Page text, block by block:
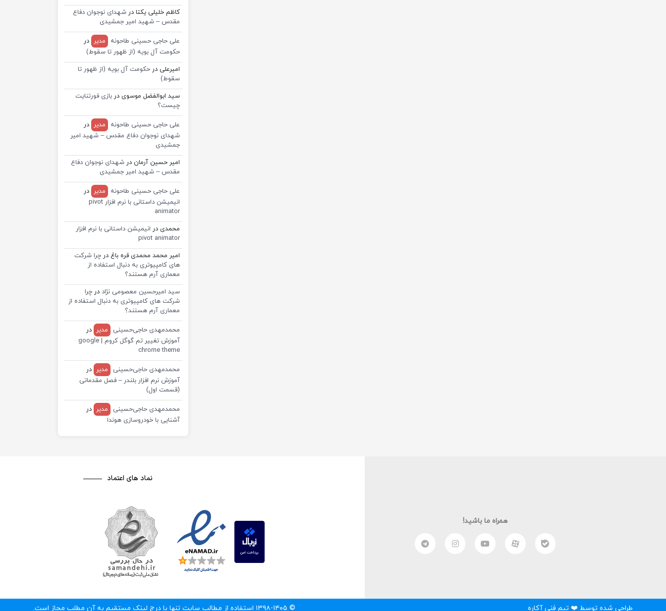
کاظم خلیلی یکتا درشهدای نوجوان دفاع
مقدس – شهید امیر جمشیدی
علی حاجی حسینی طاحونه مدیر
در
حکومت آل بویه (از ظهور تا سقوط)
امیرعلی درحکومت آل بویه (از ظهور تا
سقوط)
سید ابوالفضل موسوی دربازی فورتنایت
چیست؟
علی حاجی حسینی طاحونه مدیر
در
شهدای نوجوان دفاع مقدس – شهید امیر
جمشیدی
امیر حسین آرمان درشهدای نوجوان دفاع
مقدس – شهید امیر جمشیدی
علی حاجی حسینی طاحونه مدیر
در
انیمیشن داستانی با نرم افزار pivot
animator
محمدی در انیمیشن داستانی با نرم افزار
pivot animator
امیر محمد محمدی قره باغ درچرا شرکت
های کامپیوتری به دنبال استفاده از
معماری آرم هستند؟
سید امیرحسین معصومی نژاد درچرا
شرکت های کامپیوتری به دنبال استفاده از
معماری آرم هستند؟
محمدمهدی حاجی‌حسینی مدیر
در
آموزش تغییر تم گوگل کروم | google
chrome theme
محمدمهدی حاجی‌حسینی مدیر
در
آموزش نرم افزار بلندر – فصل مقدماتی
(قسمت اول)
محمدمهدی حاجی‌حسینی مدیر
در
آشنایی با خودروسازی هوندا
همراه ما باشید!
نماد های اعتماد
طراحی شده توسط ❤️ تیم فنی آکاره © ۱۳۹۸-۱۴۰۵ استفاده از مطالب سایت تنها با درج لینک مستقیم به آن مطلب مجاز است.‌